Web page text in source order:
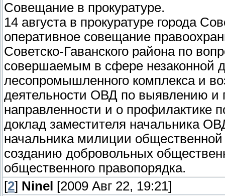
Совещание в прокуратуре.
14 августа в прокуратуре города
оперативное совещание
Советско-Гаванского района по
совершаемым в сфере незаконной
лесопромышленного комплекса и
деятельности ОВД по выявлению и
направленности и о профилактике
доклад заместителя начальника
начальника милиции
созданию добровольных
общественного правопорядка.
[2] Ninel
[2009 Авг 22, 19:21]